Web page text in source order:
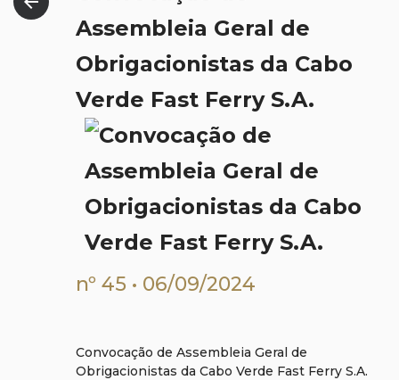
Assembleia Geral de
Obrigacionistas da Cabo
Verde Fast Ferry S.A.
nº 45 • 06/09/2024
Convocação de Assembleia Geral de
Obrigacionistas da Cabo Verde Fast Ferry S.A.